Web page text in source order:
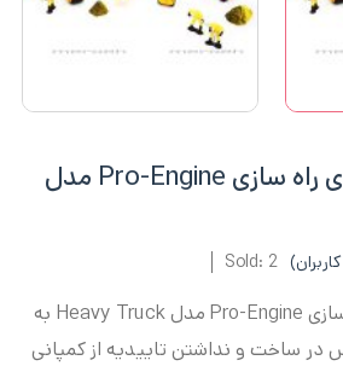
مجموعه ماشینهای راه سازی Pro-Engine مدل
Sold: 2
مجموعه ماشینهای راه سازی Pro-Engine مدل Heavy Truck به
ساخت و نداشتن تاییدیه از کمپانی